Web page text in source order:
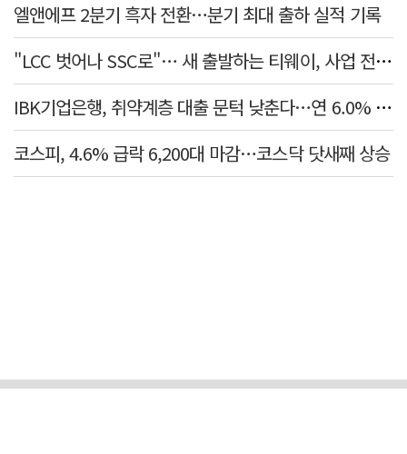
엘앤에프 2분기 흑자 전환…분기 최대 출하 실적 기록
"LCC 벗어나 SSC로"… 새 출발하는 티웨이, 사업 전략 발표
IBK기업은행, 취약계층 대출 문턱 낮춘다…연 6.0% 'i-ONE 햇살론 특례보증' 비대면 출시
코스피, 4.6% 급락 6,200대 마감…코스닥 닷새째 상승